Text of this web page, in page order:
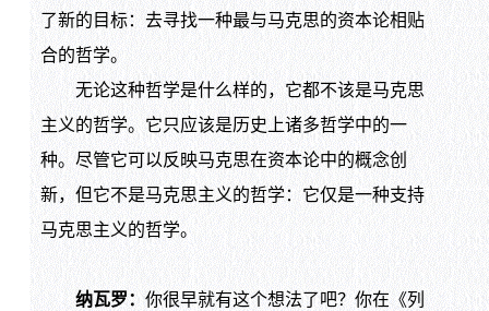
了新的目标：去寻找一种最与马克思的资本论相贴
合的哲学。
无论这种哲学是什么样的，它都不该是马克思
主义的哲学。它只应该是历史上诸多哲学中的一
种。尽管它可以反映马克思在资本论中的概念创
新，但它不是马克思主义的哲学：它仅是一种支持
马克思主义的哲学。
纳瓦罗： 你很早就有这个想法了吧？你在《列